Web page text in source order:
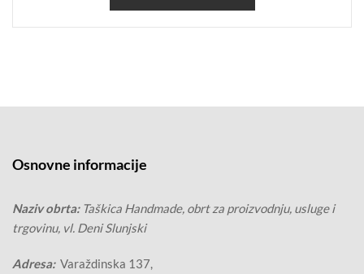
Osnovne informacije
Naziv obrta: Taškica Handmade, obrt za proizvodnju, usluge i
trgovinu, vl. Deni Slunjski
Adresa:Varaždinska 137,